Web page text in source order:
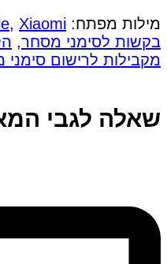
מילות מפתח:
, Xiaomi
בקשות לסימני מסחר,
מקבילות לרישום
שאלה לגבי